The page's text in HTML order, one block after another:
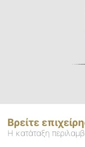
Βρείτε
Η κατάταξη